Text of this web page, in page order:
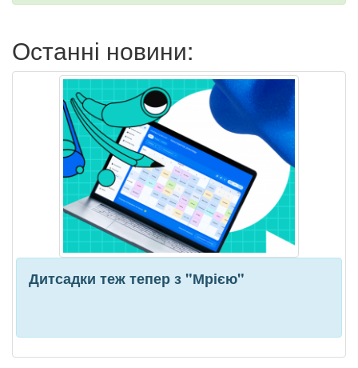
Останні новини:
Дитсадки теж тепер з "Мрією"